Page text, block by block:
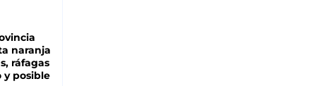
naranja
ráfagas
y posible